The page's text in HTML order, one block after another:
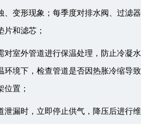
、变形现象；每季度对排水阀、过滤器
和滤芯；
对室外管道进行保温处理，防止冷凝水
环境下，检查管道是否因热胀冷缩导致
置；
泄漏时，立即停止供气，降压后进行维